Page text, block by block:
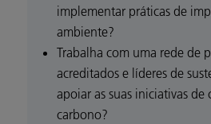
implementar práticas de
ambiente?
Trabalha com uma rede de
acreditados e líderes de
apoiar as suas iniciativas de
carbono?